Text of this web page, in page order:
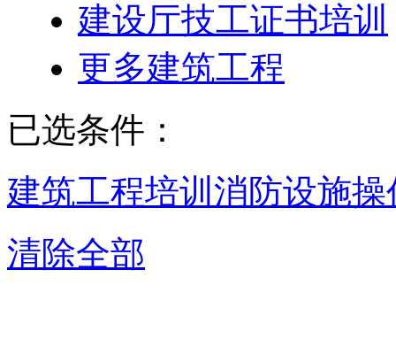
建设厅技工证书培训
更多建筑工程
已选条件：
建筑工程培训 消防设施操
清除全部